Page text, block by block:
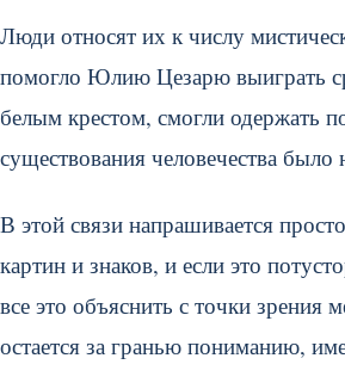
Люди относят их к числу
помогло Юлию Цезарю выиграть
белым крестом, смогли одержать
существования человечества было
В этой связи напрашивается
картин и знаков, и если это
все это объяснить с точки зрения
остается за гранью пониманию,